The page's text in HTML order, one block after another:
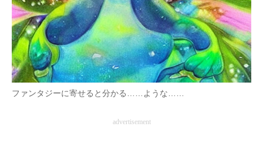
ファンタジーに寄せると分かる……ような……
advertisement